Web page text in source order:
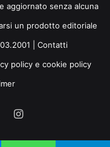
aggiornato senza alcuna
un prodotto editoriale
| Contatti
policy e cookie policy